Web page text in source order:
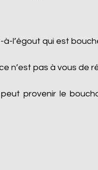
l’égout qui est
n’est pas à vous de
provenir le